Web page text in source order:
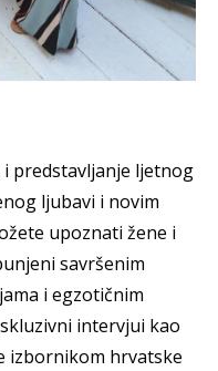
predstavljanje ljetnog
ljubavi i novim
upoznati žene i
savršenim
i egzotičnim
intervjui kao
izbornikom hrvatske